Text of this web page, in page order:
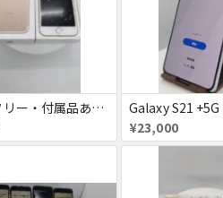
【SIMフリー・付属品あり】iPhone 7 128GB
Galaxy S21
¥23,000